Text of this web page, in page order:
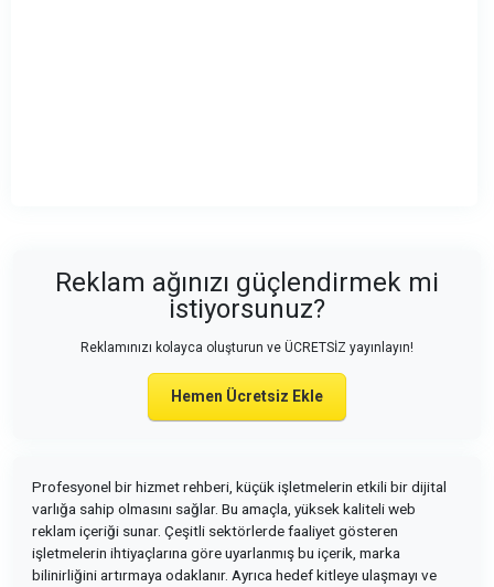
Reklam ağınızı güçlendirmek mi
istiyorsunuz?
Reklamınızı kolayca oluşturun ve ÜCRETSİZ yayınlayın!
Hemen Ücretsiz Ekle
Profesyonel bir hizmet rehberi, küçük işletmelerin etkili bir dijital
varlığa sahip olmasını sağlar. Bu amaçla, yüksek kaliteli web
reklam içeriği sunar. Çeşitli sektörlerde faaliyet gösteren
işletmelerin ihtiyaçlarına göre uyarlanmış bu içerik, marka
bilinirliğini artırmaya odaklanır. Ayrıca hedef kitleye ulaşmayı ve